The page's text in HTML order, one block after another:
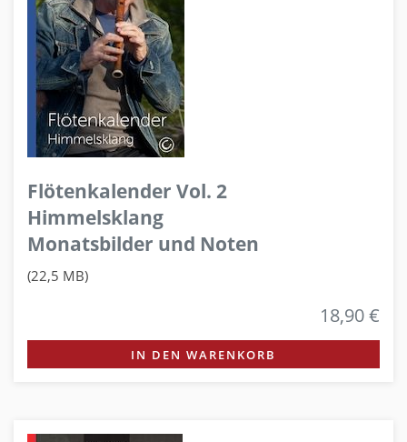
Flötenkalender Vol. 2
Himmelsklang
Monatsbilder und Noten
(22,5 MB)
18,90 €
IN DEN WARENKORB